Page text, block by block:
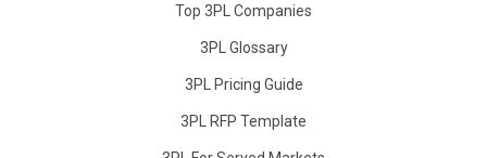
Top 3PL Companies
3PL Glossary
3PL Pricing Guide
3PL RFP Template